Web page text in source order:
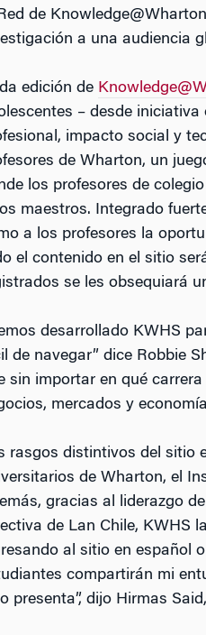
de
a una audiencia
edición de
– desde
impacto social y
de Wharton, un
los profesores de
maestros. Integrado
a los profesores la
el contenido en el sitio
se les obsequiará
desarrollado KWHS
de navegar” dice Robbie
sin importar en qué
mercados y
rasgos distintivos del sitio
de Wharton, el
gracias al liderazgo
de Lan Chile, KWHS
al sitio en español
compartirán mi
presenta”, dijo Hirmas